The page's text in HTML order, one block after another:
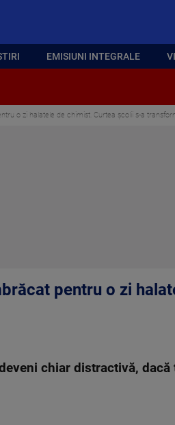
EMISIUNI INTEGRALE
o zi halatele de chimist. Curtea școlii s-a
pentru o zi
chiar distractivă,